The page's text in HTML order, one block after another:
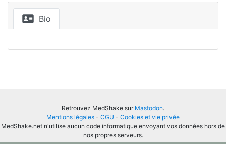
Bio
Retrouvez MedShake sur Mastodon.
Mentions légales - CGU - Cookies et vie privée
MedShake.net n'utilise aucun code informatique envoyant vos données hors de
nos propres serveurs.